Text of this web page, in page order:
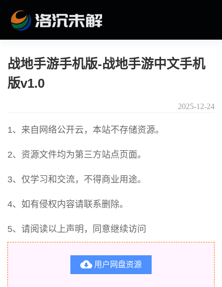
战地手游手机版-战地手游中文手机
版v1.0
2025-12-24
1、来自网络公开云，本站不存储资源。
2、资源文件均为第三方站点页面。
3、仅学习和交流，不得商业用途。
4、如有侵权内容请联系删除。
5、请阅读以上声明，同意继续访问
 用户网盘资源